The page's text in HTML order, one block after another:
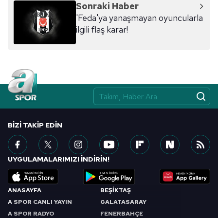
ilgili mevzuata uygun olarak kullanılan çerezlerle ilgili bilgi
almak için lütfen
tıklayınız.
Sonraki Haber
'Feda'ya yanaşmayan oyuncularla
ilgili flaş karar!
ANASAYFA
A SPOR CANLI YAYIN
A SPOR RADYO
BEŞİKTAŞ
GALATASARAY
FENERBAHÇE
BIZI TAKIP EDIN
UYGULAMALARIMIZI İNDİRİN!